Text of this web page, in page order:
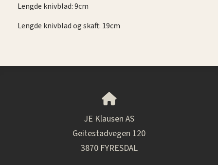
Lengde knivblad: 9cm
Lengde knivblad og skaft: 19cm
JE Klausen AS
Geitestadvegen 120
3870 FYRESDAL